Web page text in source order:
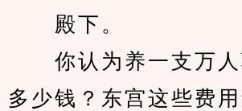
殿下。
你认为养一支万人
多少钱？东宫这些费用